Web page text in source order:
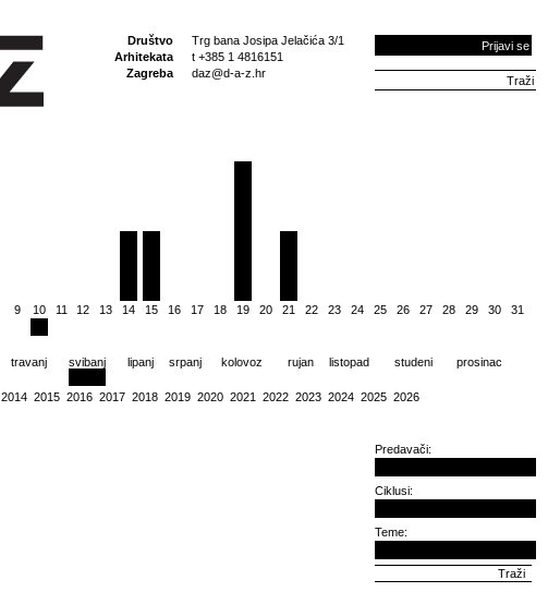
Društvo
Arhitekata
Zagreba
Trg bana Josipa Jelačića 3/1
t +385 1 4816151
daz@d-a-z.hr
Prijavi se
9 10 11 12 13 14 15 16 17 18 19 20 21 22 23 24 25 26 27 28 29 30 31
travanj svibanj lipanj srpanj kolovoz rujan listopad studeni prosinac
2014 2015 2016 2017 2018 2019 2020 2021 2022 2023 2024 2025 2026
Predavači:
Ciklusi:
Teme: